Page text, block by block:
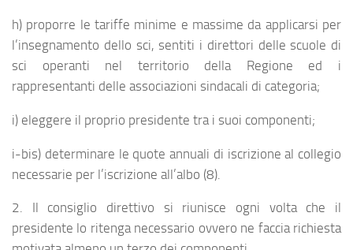
h) proporre le tariffe minime e massime da applicarsi per
l’insegnamento dello sci, sentiti i direttori delle scuole di
sci operanti nel territorio della Regione ed i
rappresentanti delle associazioni sindacali di categoria;
i) eleggere il proprio presidente tra i suoi componenti;
i-bis) determinare le quote annuali di iscrizione al collegio
necessarie per l’iscrizione all’albo (8).
2. Il consiglio direttivo si riunisce ogni volta che il
presidente lo ritenga necessario ovvero ne faccia richiesta